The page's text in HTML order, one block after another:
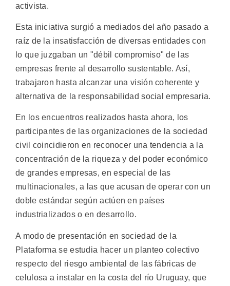
activista.
Esta iniciativa surgió a mediados del año pasado a
raíz de la insatisfacción de diversas entidades con
lo que juzgaban un "débil compromiso" de las
empresas frente al desarrollo sustentable. Así,
trabajaron hasta alcanzar una visión coherente y
alternativa de la responsabilidad social empresaria.
En los encuentros realizados hasta ahora, los
participantes de las organizaciones de la sociedad
civil coincidieron en reconocer una tendencia a la
concentración de la riqueza y del poder económico
de grandes empresas, en especial de las
multinacionales, a las que acusan de operar con un
doble estándar según actúen en países
industrializados o en desarrollo.
A modo de presentación en sociedad de la
Plataforma se estudia hacer un planteo colectivo
respecto del riesgo ambiental de las fábricas de
celulosa a instalar en la costa del río Uruguay, que